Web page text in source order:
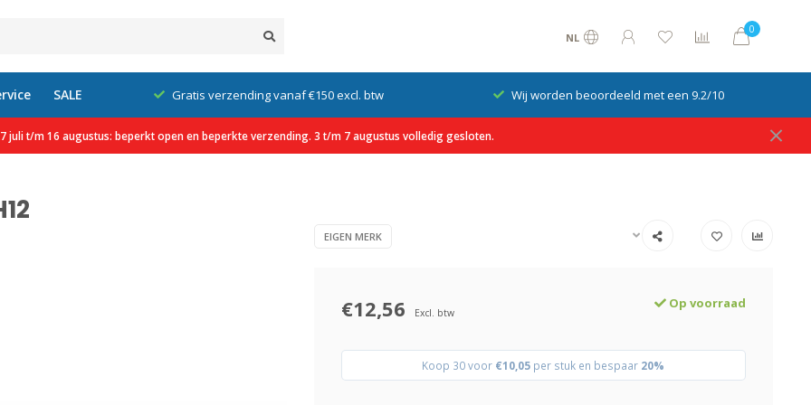
NL
0
SALE Gratis verzending vanaf €150 excl. btw Wij worden beoordeeld met een 9.2/10
juli t/m 16 augustus: beperkt open en beperkte verzending. 3 t/m 7 augustus volledig gesloten.
EIGEN MERK
€12,56 Excl. btw
Op voorraad
Koop 30 voor €10,05 per stuk en bespaar 20%